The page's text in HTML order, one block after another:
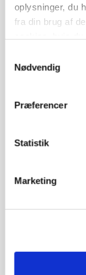
oplysninger, du
fra din brug af
Nødvendig
Præferencer
Statistik
Marketing
»Nu stopper
POLITIK